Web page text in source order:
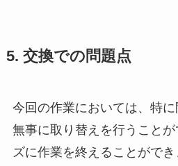
5. 交換での問題点
今回の作業においては、特に
無事に取り替えを行うこと
ズに作業を終えることができ